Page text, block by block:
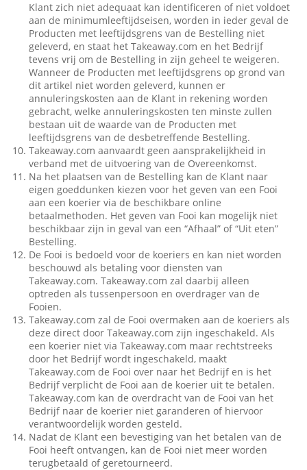
Klant zich niet adequaat kan identificeren of niet voldoet
aan de minimumleeftijdseisen, worden in ieder geval de
Producten met leeftijdsgrens van de Bestelling niet
geleverd, en staat het Takeaway.com en het Bedrijf
tevens vrij om de Bestelling in zijn geheel te weigeren.
Wanneer de Producten met leeftijdsgrens op grond van
dit artikel niet worden geleverd, kunnen er
annuleringskosten aan de Klant in rekening worden
gebracht, welke annuleringskosten ten minste zullen
bestaan uit de waarde van de Producten met
leeftijdsgrens van de desbetreffende Bestelling.
Takeaway.com aanvaardt geen aansprakelijkheid in
verband met de uitvoering van de Overeenkomst.
Na het plaatsen van de Bestelling kan de Klant naar
eigen goeddunken kiezen voor het geven van een Fooi
aan een koerier via de beschikbare online
betaalmethoden. Het geven van Fooi kan mogelijk niet
beschikbaar zijn in geval van een “Afhaal” of “Uit eten”
Bestelling.
De Fooi is bedoeld voor de koeriers en kan niet worden
beschouwd als betaling voor diensten van
Takeaway.com. Takeaway.com zal daarbij alleen
optreden als tussenpersoon en overdrager van de
Fooien.
Takeaway.com zal de Fooi overmaken aan de koeriers als
deze direct door Takeaway.com zijn ingeschakeld. Als
een koerier niet via Takeaway.com maar rechtstreeks
door het Bedrijf wordt ingeschakeld, maakt
Takeaway.com de Fooi over naar het Bedrijf en is het
Bedrijf verplicht de Fooi aan de koerier uit te betalen.
Takeaway.com kan de overdracht van de Fooi van het
Bedrijf naar de koerier niet garanderen of hiervoor
verantwoordelijk worden gesteld.
Nadat de Klant een bevestiging van het betalen van de
Fooi heeft ontvangen, kan de Fooi niet meer worden
terugbetaald of geretourneerd.